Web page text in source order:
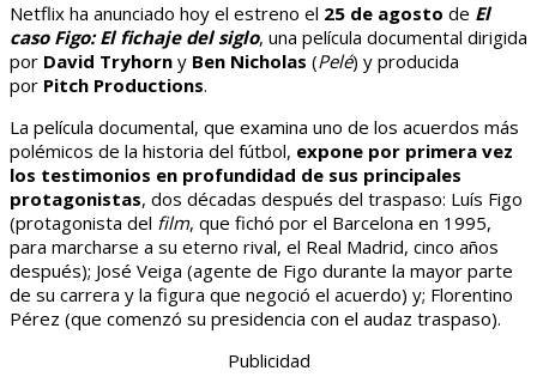
Netflix ha anunciado hoy el estreno el 25 de agosto de El
caso Figo: El fichaje del siglo, una película documental dirigida
por David Tryhorn y Ben Nicholas (Pelé) y producida
por Pitch Productions.
La película documental, que examina uno de los acuerdos más
polémicos de la historia del fútbol, expone por primera vez
los testimonios en profundidad de sus principales
protagonistas, dos décadas después del traspaso: Luís Figo
(protagonista del film, que fichó por el Barcelona en 1995,
para marcharse a su eterno rival, el Real Madrid, cinco años
después); José Veiga (agente de Figo durante la mayor parte
de su carrera y la figura que negoció el acuerdo) y; Florentino
Pérez (que comenzó su presidencia con el audaz traspaso).
Publicidad